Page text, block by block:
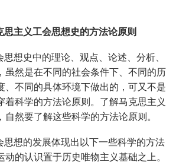
思主义工会思想史的方法论原则
想史中的理论、观点、论述、分析、
虽然是在不同的社会条件下、不同的历
、不同的具体环境下做出的，可又不是
着科学的方法论原则。了解马克思主义
自然要了解这些科学的方法论原则。
思想的发展体现出以下一些科学的方法
动的认识置于历史唯物主义基础之上。